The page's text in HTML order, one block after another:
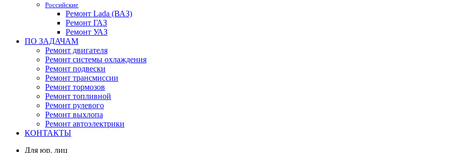
Российские
Ремонт Lada (ВАЗ)
Ремонт ГАЗ
Ремонт УАЗ
ПО ЗАДАЧАМ
Ремонт двигателя
Ремонт системы охлаждения
Ремонт подвески
Ремонт трансмиссии
Ремонт тормозов
Ремонт топливной
Ремонт рулевого
Ремонт выхлопа
Ремонт автоэлектрики
КОНТАКТЫ
Для юр. лиц